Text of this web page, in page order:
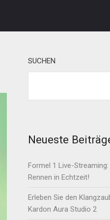
SUCHEN
Neueste
Formel 1 Live-Streaming:
Rennen in Echtzeit!
Erleben Sie den
Kardon Aura Studio 2